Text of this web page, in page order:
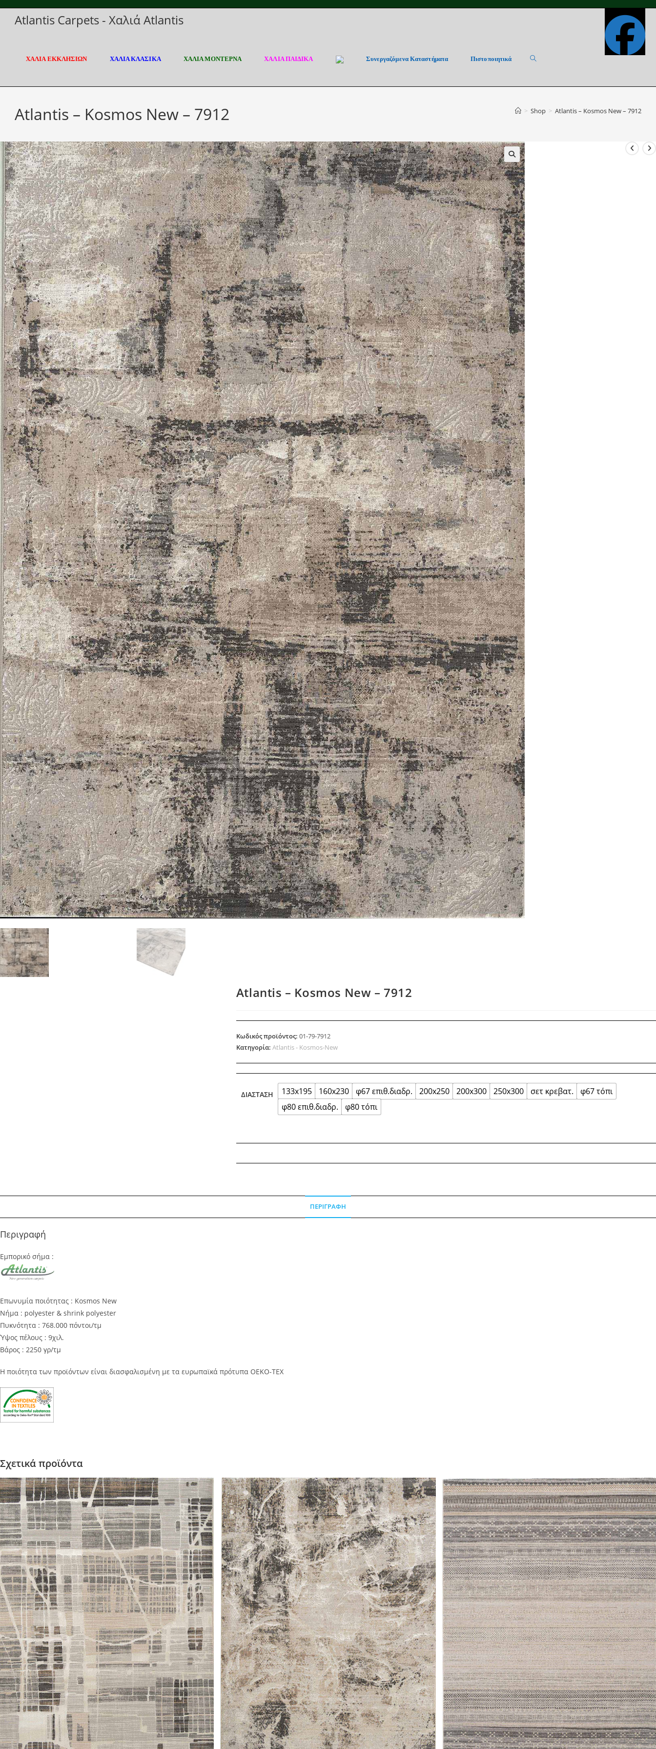
Skip
Atlantis Carpets - Χαλιά Atlantis
ΧΑΛΙΑ ΕΚΚΛΗΣΙΩΝ ΧΑΛΙΑ ΚΛΑΣΙΚΑ ΧΑΛΙΑ ΜΟΝΤΕΡΝΑ ΧΑΛΙΑ ΠΑΙΔΙΚΑ Συνεργαζόμενα Καταστήματα Πιστοποιητικά Toggle
Atlantis – Kosmos New – 7912 > Shop > Atlantis – Kosmos New – 7912
Atlantis – Kosmos New – 7912
Κωδικός προϊόντος: 01-79-7912
Κατηγορία: Atlantis - Kosmos-New
ΔΙΆΣΤΑΣΗ 133x195 160x230 φ67 επιθ.διαδρ. 200x250 200x300 250x300 σετ κρεβατ.
φ67 τόπι
φ80 επιθ.διαδρ.
φ80 τόπι
ΠΕΡΙΓΡΑΦΉ
Περιγραφή
Εμπορικό σήμα :
Επωνυμία ποιότητας : Kosmos New
Νήμα : polyester & shrink polyester
Πυκνότητα : 768.000 πόντοι/τμ
Ύψος πέλους : 9χιλ.
Βάρος : 2250 γρ/τμ
Η ποιότητα των προϊόντων είναι διασφαλισμένη με τα ευρωπαϊκά πρότυπα OEKO-TEX
Σχετικά προϊόντα